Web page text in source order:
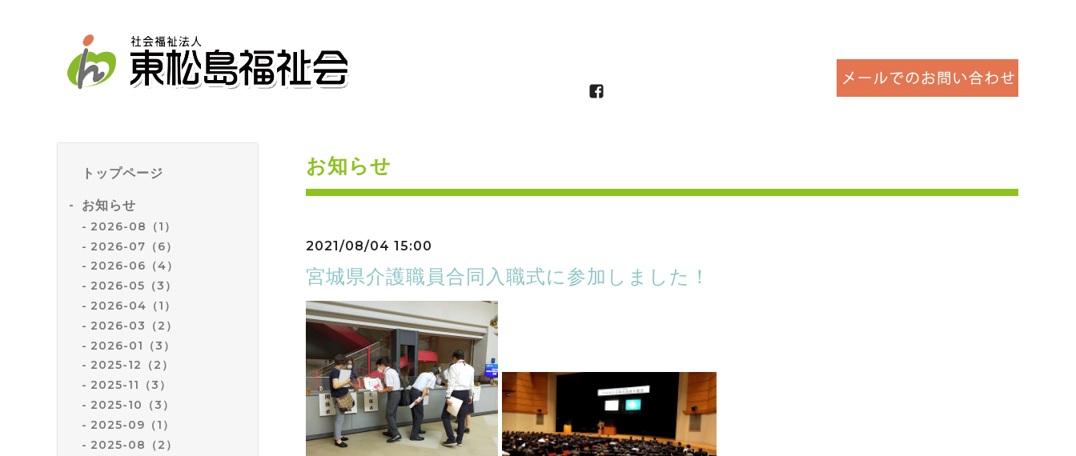
トップページ
お知らせ
2026-08（1）
2026-07（6）
2026-06（4）
2026-05（3）
2026-04（1）
2026-03（2）
2026-01（3）
2025-12（2）
2025-11（3）
2025-10（3）
2025-09（1）
2025-08（2）
お知らせ
2021/08/04 15:00
宮城県介護職員合同入職式に参加しました！